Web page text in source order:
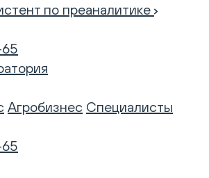
по преаналитике
Агробизнес Специалисты